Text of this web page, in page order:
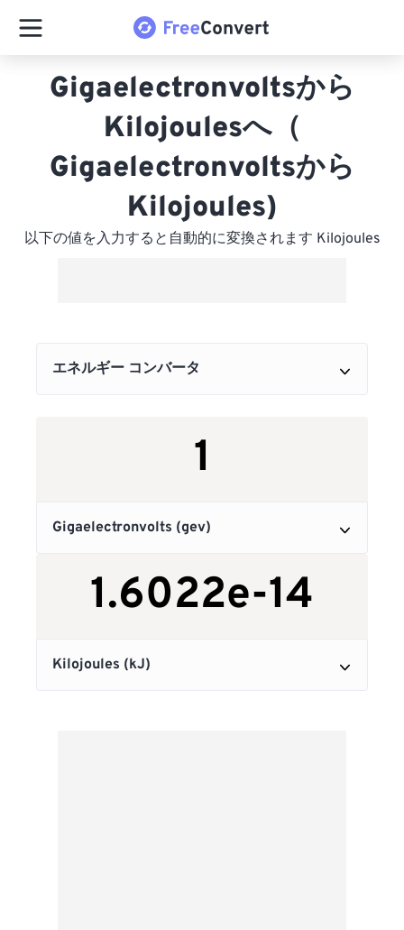
Gigaelectronvoltsから
Kilojoulesへ（
Gigaelectronvoltsから
Kilojoules)
以下の値を入力すると自動的に変換されます Kilojoules